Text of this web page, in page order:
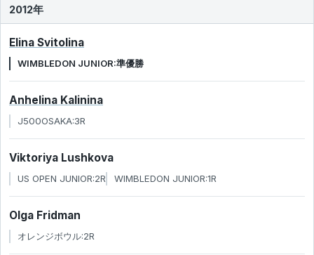
2012年
Elina Svitolina
WIMBLEDON JUNIOR:準優勝
Anhelina Kalinina
J500OSAKA:3R
Viktoriya Lushkova
US OPEN JUNIOR:2R WIMBLEDON JUNIOR:1R
Olga Fridman
オレンジボウル:2R